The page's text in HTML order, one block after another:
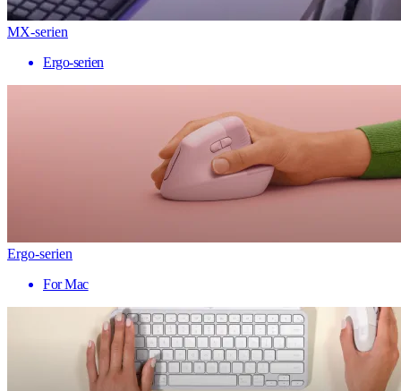
MX-serien
Ergo-serien
Ergo-serien
For Mac